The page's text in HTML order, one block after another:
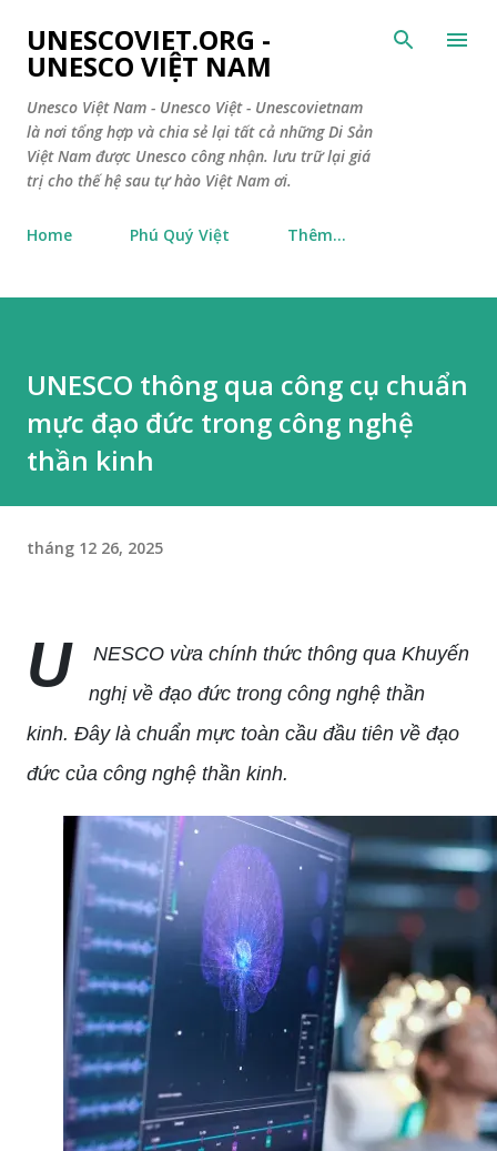
Chuyển đến nội dung chính
UNESCOVIET.ORG -
UNESCO VIỆT NAM
Unesco Việt Nam - Unesco Việt - Unescovietnam
là nơi tổng hợp và chia sẻ lại tất cả những Di Sản
Việt Nam được Unesco công nhận. lưu trữ lại giá
trị cho thế hệ sau tự hào Việt Nam ơi.
Home Phú Quý Việt Thêm…
UNESCO thông qua công cụ chuẩn
mực đạo đức trong công nghệ
thần kinh
tháng 12 26, 2025
U
NESCO vừa chính thức thông qua Khuyến
nghị về đạo đức trong công nghệ thần
kinh. Đây là chuẩn mực toàn cầu đầu tiên về đạo
đức của công nghệ thần kinh.